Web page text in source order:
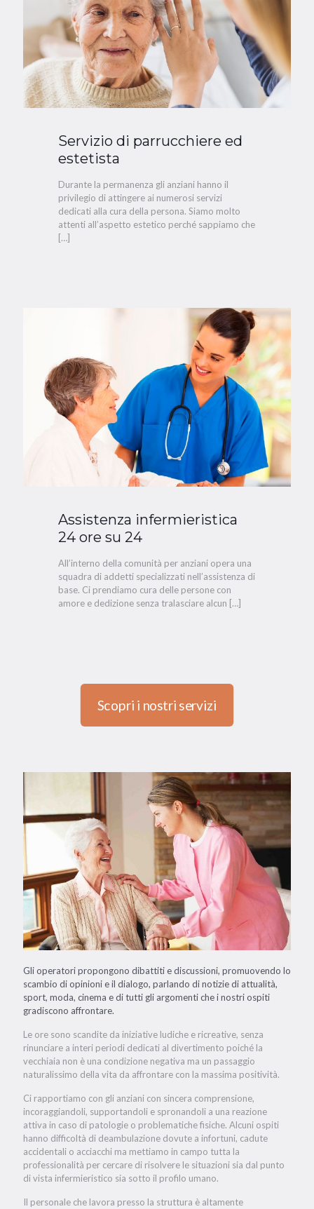
Servizio di parrucchiere ed
estetista
Durante la permanenza gli anziani hanno il
privilegio di attingere ai numerosi servizi
dedicati alla cura della persona. Siamo molto
attenti all’aspetto estetico perché sappiamo che
[…]
Assistenza infermieristica
24 ore su 24
All’interno della comunità per anziani opera una
squadra di addetti specializzati nell’assistenza di
base. Ci prendiamo cura delle persone con
amore e dedizione senza tralasciare alcun […]
Scopri i nostri servizi
Gli operatori propongono dibattiti e discussioni, promuovendo lo
scambio di opinioni e il dialogo, parlando di notizie di attualità,
sport, moda, cinema e di tutti gli argomenti che i nostri ospiti
gradiscono affrontare.
Le ore sono scandite da iniziative ludiche e ricreative, senza
rinunciare a interi periodi dedicati al divertimento poiché la
vecchiaia non è una condizione negativa ma un passaggio
naturalissimo della vita da affrontare con la massima positività.
Ci rapportiamo con gli anziani con sincera comprensione,
incoraggiandoli, supportandoli e spronandoli a una reazione
attiva in caso di patologie o problematiche fisiche. Alcuni ospiti
hanno difficoltà di deambulazione dovute a infortuni, cadute
accidentali o acciacchi ma mettiamo in campo tutta la
professionalità per cercare di risolvere le situazioni sia dal punto
di vista infermieristico sia sotto il profilo umano.
Il personale che lavora presso la struttura è altamente